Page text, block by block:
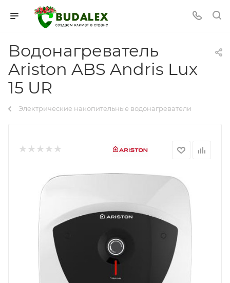
Водонагреватель
Ariston ABS Andris Lux
15 UR
Электрические накопительные водонагреватели